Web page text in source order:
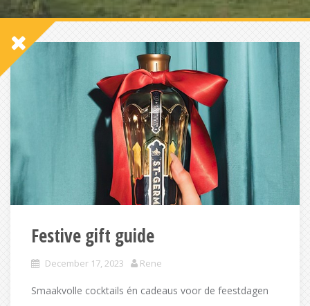
Festive gift guide
December 17, 2023 Rene
Smaakvolle cocktails én cadeaus voor de feestdagen